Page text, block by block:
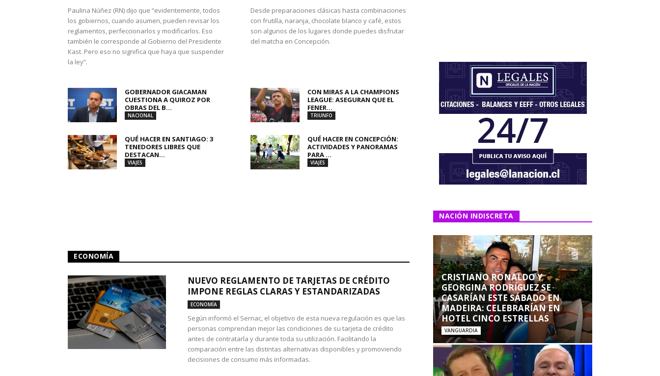
Paulina Núñez (RN) dijo que “evidentemente, todos
los gobiernos, cuando asumen, pueden revisar los
reglamentos, perfeccionarlos y modificarlos. Eso
también le corresponde al Gobierno del Presidente
Kast. Pero eso no significa que haya que suspender
la ley”.
Desde preparaciones clásicas hasta combinaciones
con frutilla, naranja, chocolate blanco y café, estos
son algunos de los lugares donde puedes disfrutar
del matcha en Concepción.
GOBERNADOR GIACAMAN
CUESTIONA A QUIROZ POR
OBRAS DEL B...
NACIONAL
CON MIRAS A LA CHAMPIONS
LEAGUE: ASEGURAN QUE EL
FENER...
TRIUNFO
QUÉ HACER EN SANTIAGO: 3
TENEDORES LIBRES QUE
DESTACAN...
VIAJES
QUÉ HACER EN CONCEPCIÓN:
ACTIVIDADES Y PANORAMAS
PARA ...
VIAJES
ECONOMÍA
NUEVO REGLAMENTO DE TARJETAS DE CRÉDITO
IMPONE REGLAS CLARAS Y ESTANDARIZADAS
ECONOMÍA
Según informó el Sernac, el objetivo de esta nueva regulación es que las
personas comprendan mejor las condiciones de su tarjeta de crédito
antes de contratarla y durante toda su utilización. Facilitando la
comparación entre las distintas alternativas disponibles y promoviendo
decisiones de consumo más informadas.
NACIÓN INDISCRETA
CRISTIANO RONALDO Y
GEORGINA RODRÍGUEZ SE
CASARÍAN ESTE SÁBADO EN
MADEIRA: CELEBRARÍAN EN
HOTEL CINCO ESTRELLAS
VANGUARDIA